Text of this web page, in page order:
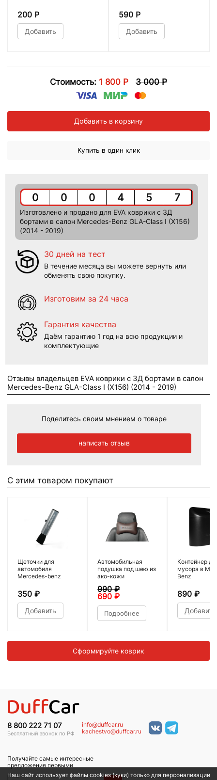
200 Р
Добавить
590 Р
Добавить
Стоимость: 1 800 Р 3 000 Р
Добавить в корзину
Купить в один клик
0 0 0 4 5 7
Изготовлено и продано для EVA коврики c 3Д
бортами в салон Mercedes-Benz GLA-Class I (X156)
(2014 - 2019)
30 дней на тест
В течение месяца вы можете вернуть или
обменять свою покупку.
Изготовим за 24 часа
Гарантия качества
Даём гарантию 1 год на всю продукции и
комплектующие
Отзывы владельцев EVA коврики c 3Д бортами в салон
Mercedes-Benz GLA-Class I (X156) (2014 - 2019)
Поделитесь своим мнением о товаре
написать отзыв
С этим товаром покупают
Щеточки для
автомобиля
Mercedes-benz
350 ₽
Добавить
Автомобильная
подушка под шею из
эко-кожи
990₽
690 ₽
Подробнее
Контейнер
мусора в
Benz
890 ₽
Добавить
Сформируйте коврик
8 800 222 71 07
Бесплатный звонок по РФ
info@duffcar.ru
kachestvo@duffcar.ru
Получайте самые интересные
предложения первыми
Наш сайт использует файлы cookies (куки) только для персонализации